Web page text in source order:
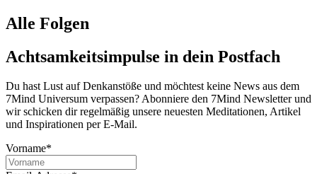
Alle Folgen
Achtsamkeitsimpulse in dein Postfach
Du hast Lust auf Denkanstöße und möchtest keine News aus dem
7Mind Universum verpassen? Abon­niere den 7Mind News­let­ter und
wir schicken dir regelmäßig unsere neuesten Meditationen, Artikel
und Inspirationen per E-Mail.
Vorname*